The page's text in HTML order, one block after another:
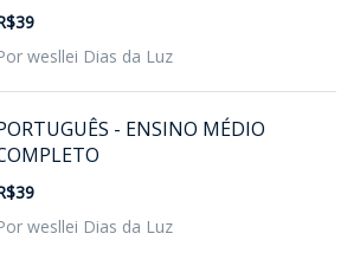
wesllei Dias da Luz
- ENSINO MÉDIO
wesllei Dias da Luz